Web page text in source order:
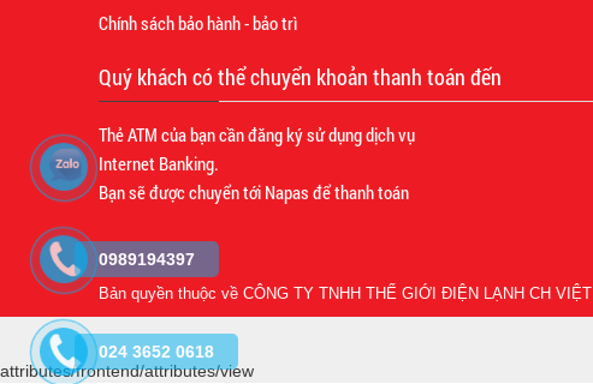
Chính sách bảo hành - bảo trì
Quý khách có thể chuyển khoản thanh toán đến
Thẻ ATM của bạn cần đăng ký sử dụng dịch vụ
Internet Banking.
Bạn sẽ được chuyển tới Napas để thanh toán
Bản quyền thuộc về CÔNG TY TNHH THẾ GIỚI ĐIỆN LẠNH CH VIỆT
0989194397
024 3652 0618
attributes/frontend/attributes/view